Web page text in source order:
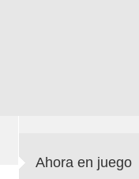
Ahora en juego